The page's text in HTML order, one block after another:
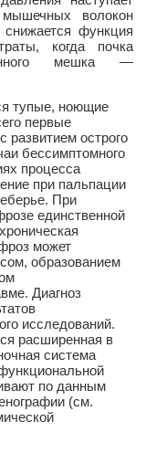
волокон
функция
когда почка
мешка —
тупые, ноющие
первые
развитием острого
бессимптомного
процесса
при пальпации
При
единственной
может
образованием
Диагноз
исследований.
расширенная в
система
по данным
(см.